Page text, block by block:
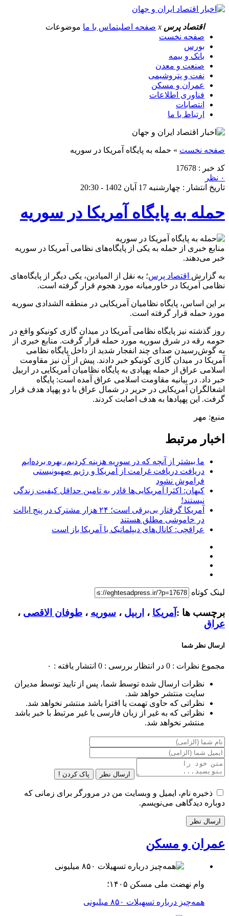
اقتصاد پرس x صفحه اصلیتماس با ما موضوعات
صفحه نخست
بورس
بانک و بیمه
صنعت و معدن
نفت و پتروشیمی
عمران و مسکن
فناوری اطلاعات
انتصابات
ارتباط با ما
صفحه نخست » حمله به پایگاه آمریکا در سوریه
کد خبر : 17678
۰ نظر
تاریخ انتشار : چهارشنبه 17 آبان 1402 - 20:30
حمله به پایگاه آمریکا در سوریه
منابع خبری از حمله به یکی از پایگاه‌های نظامی آمریکا در سوریه
خبر می‌دهند.
به گزارش اقتصاد پرس؛ به نقل از المیادین، یکی دیگر از پایگاه‌های
نظامی آمریکا در خاورمیانه مورد هجوم قرار گرفته است.
بر این اساس، پایگاه نظامیان آمریکایی در منطقه الشدادی سوریه
مورد حمله قرار گرفته است.
روز گذشته نیز پایگاه نظامی آمریکا در میدان گازی کونیکو واقع در
حومه رقه در شرق سوریه مورد حمله قرار گرفت. منابع خبری از
به گوش‌رسیدن صدای چند انفجار شدید از داخل پایگاه نظامی
آمریکا در میدان گازی کونیکو خبر دادند. پیش از آن نیز مقاومت
اسلامی عراق از حمله پهپادی به پایگاه نظامیان آمریکایی در اربیل
خبر داد. در بیانیه مقاومت اسلامی عراق آمده است: پایگاه
اشغالگران آمریکایی در حریر در شمال عراق با دو پهپاد هدف قرار
گرفت. این پهپادها به هدف اصابت کردند.
منبع: مهر
اخبار مرتبط
ما بیشتر از آنچه که در سوریه هزینه کردیم، بهره برده‌ایم
دریافت دریافت غرامت از آمریکا و رژیم صهیونیستی
فراموش نشود
کیهان: اکثرا آمریکایی‌ها قادر به تامین حداقل کیفیت زندگی
نیستند!
آمریکا گرفتار بی‌برقی است؛ ۲۴ هزار مشترک در پنج ایالت
در خاموشی مطلق هستند
عراقچی: کانال‌های دیپلماتیک با آمریکا باز است
لینک کوتاه
برچسب ها : آمریکا ، اربیل ، سوریه ، طوفان الاقصی ،
عراق
ارسال نظر شما
مجموع نظرات : 0 در انتظار بررسی : 0 انتشار یافته : ۰
نظرات ارسال شده توسط شما، پس از تایید توسط مدیران
سایت منتشر خواهد شد.
نظراتی که حاوی تهمت یا افترا باشد منتشر نخواهد شد.
نظراتی که به غیر از زبان فارسی یا غیر مرتبط با خبر باشد
منتشر نخواهد شد.
ارسال نظر پاک کردن !
ذخیره نام، ایمیل و وبسایت من در مرورگر برای زمانی که
دوباره دیدگاهی می‌نویسم.
عمران و مسکن
وام نهضت ملی مسکن ۱۴۰۵؛
همه‌چیز درباره تسهیلات ۸۵۰ میلیونی